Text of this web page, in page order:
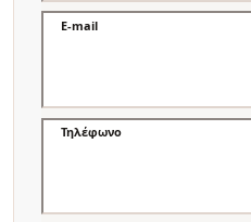
E-mail
Τηλέφωνο